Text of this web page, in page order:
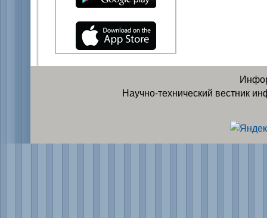
Научно-технический вестник